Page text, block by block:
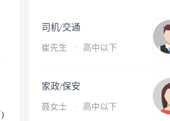
司机/交通
崔先生 · 高中以下
家政/保安
聂女士 · 高中以下